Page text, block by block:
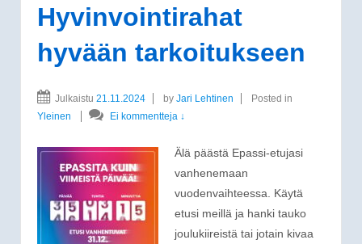
Hyvinvointirahat
hyvään tarkoitukseen
Julkaistu 21.11.2024 by Jari Lehtinen
Posted in
Yleinen
Ei kommentteja ↓
Älä päästä Epassi-etujasi
vanhenemaan
vuodenvaihteessa. Käytä
etusi meillä ja hanki tauko
joulukiireistä tai jotain kivaa